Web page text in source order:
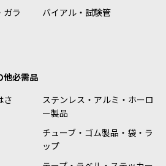
ガラ
バイアル・試験管
他必需品
さ
ステンレス・アルミ・ホーロ
ー製品
チューブ・ゴム製品・袋・ラ
ップ